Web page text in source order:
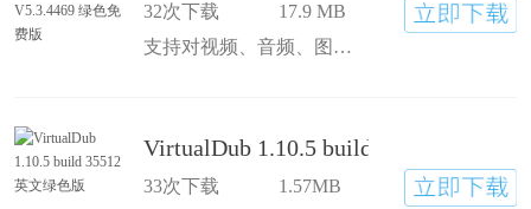
32次下载
17.9 MB
支持对视频、音频、图片等全部常用媒体格式的快速转换、快速切割、影音合并、批量处理。快速、易用、多功能、全格式多媒体处理工具。
VirtualDub 1.10.5 build 35512 英文绿
33次下载
1.57MB